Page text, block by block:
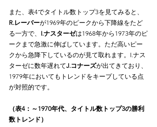
また、表4でタイトル数トップ3を見てみると、
R.レーバーが1969年のピークから下降線をたど
る一方で、 I.ナスターゼは1968年から1973年のピ
ークまで急激に伸ばしています。ただ高いピー
クから急降下しているのが見て取れます。I.ナス
ターゼに数年遅れてJ.コナーズが出てきており、
1979年においてもトレンドをキープしている点
が対照的です。
（表4：～1970年代、タイトル数トップ3の勝利
数トレンド）